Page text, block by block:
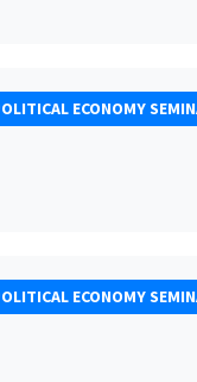
ECONOMY
ECONOMY